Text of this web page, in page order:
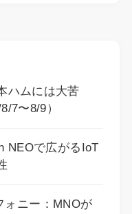
ハムには大苦
7〜8/9）
NEOで広がるIoT
ォニー：MNOが